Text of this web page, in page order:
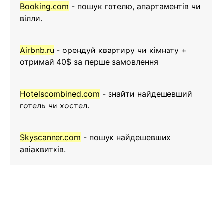
Booking.com - пошук готелю, апартаментів чи
вілли.
Airbnb.ru - орендуй квартиру чи кімнату +
отримай 40$ за перше замовлення
Hotelscombined.com - знайти найдешевший
готель чи хостел.
Skyscanner.com - пошук найдешевших
авіаквитків.